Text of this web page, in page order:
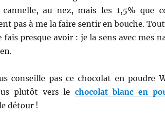
cannelle, au nez, mais les 1,5% que
pas à me la faire sentir en bouche.
fais presque avoir : je la sens avec mes
conseille pas ce chocolat en poudre
plutôt vers le chocolat blanc en
détour !